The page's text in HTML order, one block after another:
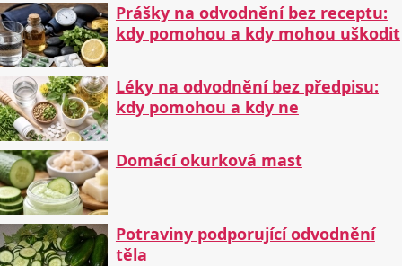
Prášky na odvodnění bez receptu:
kdy pomohou a kdy mohou uškodit
Léky na odvodnění bez předpisu:
kdy pomohou a kdy ne
Domácí okurková mast
Potraviny podporující odvodnění
těla